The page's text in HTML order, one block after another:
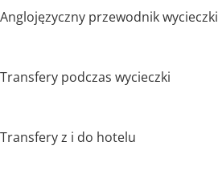
Anglojęzyczny przewodnik wycieczki
Transfery podczas wycieczki
Transfery z i do hotelu